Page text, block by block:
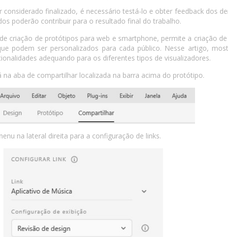
finalizado, é necessário testá-lo e obter feedback dos
poderão contribuir para o resultado final do trabalho.
criação de protótipos para web e smartphone, permite a criação de
podem ser personalizados para cada público. Nesse artigo,
adequando para os diferentes tipos de visualizadores.
na aba de compartilhar localizada na barra acima do protótipo.
na lateral direita para a configuração de links.